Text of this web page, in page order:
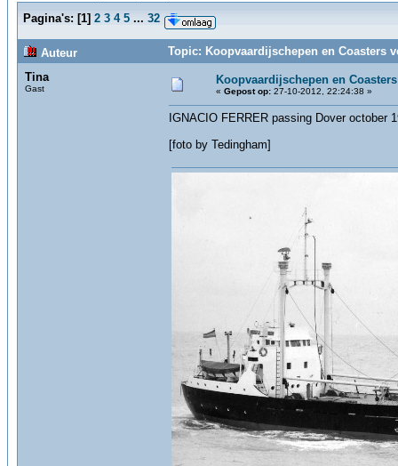
Pagina's: [1] 2 3 4 5 ... 32
Auteur
Topic: Koopvaardijschepen en Coasters
Tina
Gast
Koopvaardijschepen en
« Gepost op: 27-10-2012, 22:24:38 »
IGNACIO FERRER passing Dover october
[foto by Tedingham]